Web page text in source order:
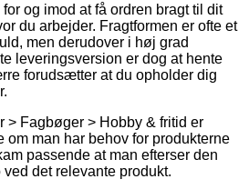
og imod at få ordren bragt til dit
du arbejder. Fragtformen er ofte et
men derudover i høj grad
leveringsversion er dog at hente
forudsætter at du opholder dig
> Fagbøger > Hobby & fritid er
om man har behov for produkterne
passende at man efterser den
det relevante produkt.